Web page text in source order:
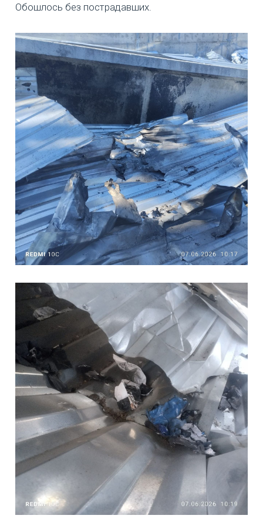
Обошлось без пострадавших.